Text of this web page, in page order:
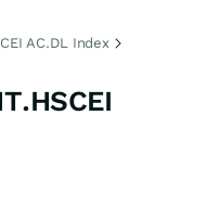
AC.DL Index